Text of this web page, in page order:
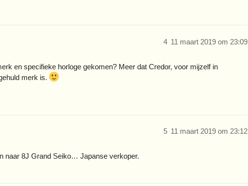
11 maart 2019 om 23:09
4
en specifieke horloge gekomen? Meer dat Credor, voor mijzelf in
merk is.
11 maart 2019 om 23:12
5
naar 8J Grand Seiko… Japanse verkoper.